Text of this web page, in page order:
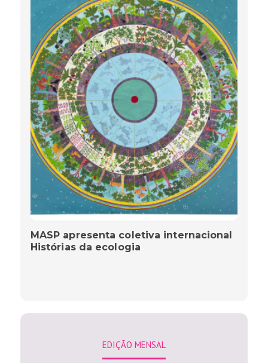
MASP apresenta coletiva internacional
Histórias da ecologia
EDIÇÃO MENSAL